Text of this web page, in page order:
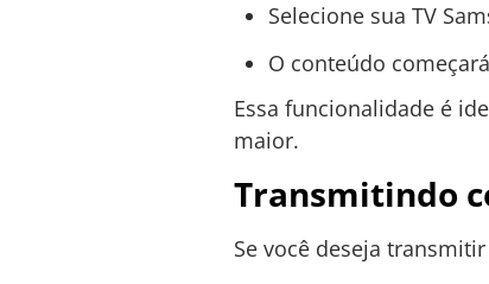
Selecione sua TV
O conteúdo
Essa funcionalidade é
maior.
Transmitindo
Se você deseja